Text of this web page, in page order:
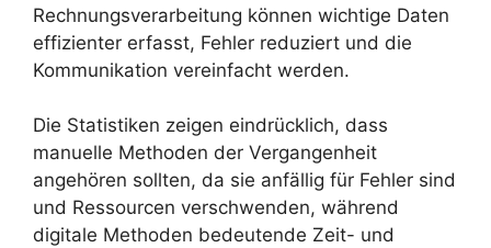
Rechnungsverarbeitung können wichtige Daten
effizienter erfasst, Fehler reduziert und die
Kommunikation vereinfacht werden.
Die Statistiken zeigen eindrücklich, dass
manuelle Methoden der Vergangenheit
angehören sollten, da sie anfällig für Fehler sind
und Ressourcen verschwenden, während
digitale Methoden bedeutende Zeit- und